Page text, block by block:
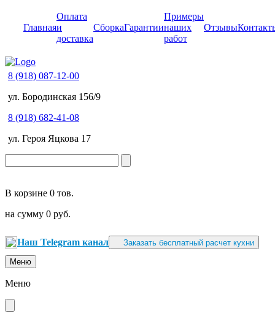
Главная
Оплата
и
доставка
СборкаГарантии
Примеры
наших
работ
Отзывы
8 (918) 087-12-00
ул. Бородинская 156/9
8 (918) 682-41-08
ул. Героя Яцкова 17
В корзине 0 тов.
на сумму 0 руб.
Наш Telegram канал Заказать бесплатный расчет кухни
Меню
Меню